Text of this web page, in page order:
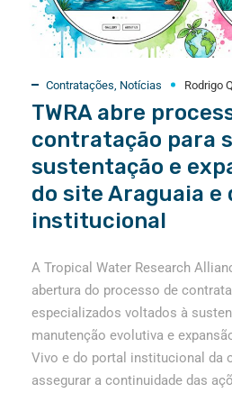
Contratações Notícias Rodrigo
TWRA abre
contratação para
sustentação e
do site Araguaia e
institucional
A Tropical Water Research
abertura do processo de
especializados voltados à
manutenção evolutiva e
Vivo e do portal institucional da
assegurar a continuidade das